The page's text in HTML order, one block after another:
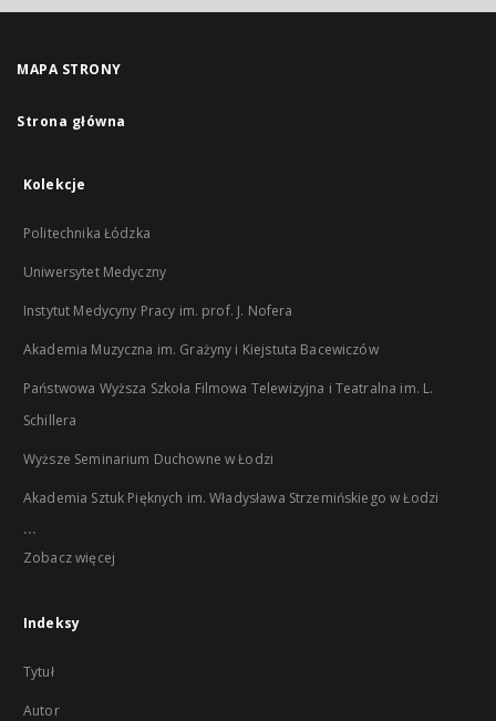
MAPA STRONY
Strona główna
Kolekcje
Politechnika Łódzka
Uniwersytet Medyczny
Instytut Medycyny Pracy im. prof. J. Nofera
Akademia Muzyczna im. Grażyny i Kiejstuta Bacewiczów
Państwowa Wyższa Szkoła Filmowa Telewizyjna i Teatralna im. L.
Schillera
Wyższe Seminarium Duchowne w Łodzi
Akademia Sztuk Pięknych im. Władysława Strzemińskiego w Łodzi
...
Zobacz więcej
Indeksy
Tytuł
Autor